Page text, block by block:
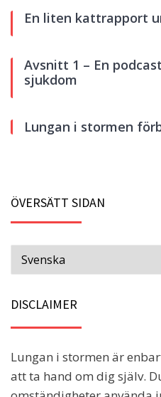
En liten kattrapport
Avsnitt 1 – En
sjukdom
Lungan i stormen
ÖVERSÄTT SIDAN
DISCLAIMER
Lungan i stormen är
att ta hand om dig själv.